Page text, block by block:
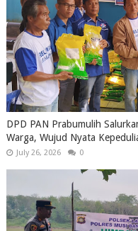
DPD PAN Prabumulih
Warga, Wujud Nyata
July 26, 2026 0